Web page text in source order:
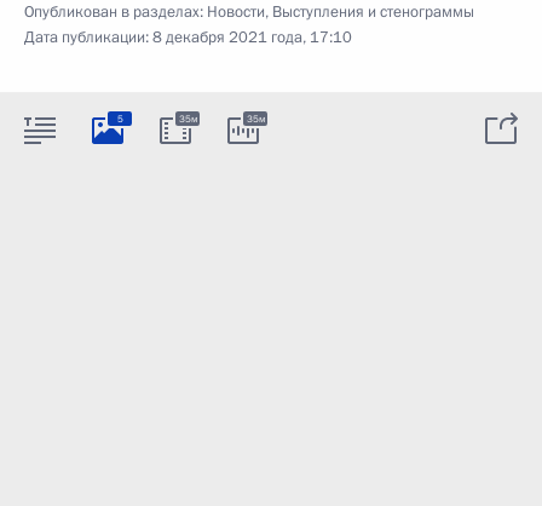
Опубликован в разделах: Новости, Выступления и стенограммы
Дата публикации:8 декабря 2021 года, 17:10
5 35м 35м